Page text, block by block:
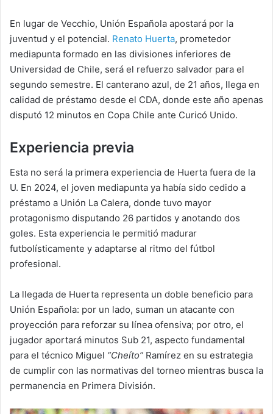
En lugar de Vecchio, Unión Española apostará por la
juventud y el potencial. Renato Huerta, prometedor
mediapunta formado en las divisiones inferiores de
Universidad de Chile, será el refuerzo salvador para el
segundo semestre. El canterano azul, de 21 años, llega en
calidad de préstamo desde el CDA, donde este año apenas
disputó 12 minutos en Copa Chile ante Curicó Unido.
Experiencia previa
Esta no será la primera experiencia de Huerta fuera de la
U. En 2024, el joven mediapunta ya había sido cedido a
préstamo a Unión La Calera, donde tuvo mayor
protagonismo disputando 26 partidos y anotando dos
goles. Esta experiencia le permitió madurar
futbolísticamente y adaptarse al ritmo del fútbol
profesional.
La llegada de Huerta representa un doble beneficio para
Unión Española: por un lado, suman un atacante con
proyección para reforzar su línea ofensiva; por otro, el
jugador aportará minutos Sub 21, aspecto fundamental
para el técnico Miguel “Cheíto” Ramírez en su estrategia
de cumplir con las normativas del torneo mientras busca la
permanencia en Primera División.